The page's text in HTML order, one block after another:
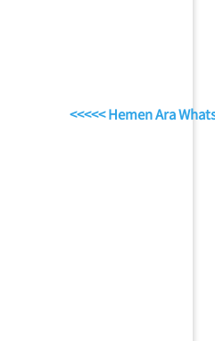
<<<<< Hemen Ara